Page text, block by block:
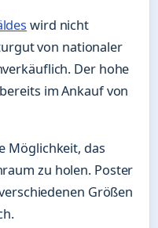
wird nicht
von nationaler
Der hohe
im Ankauf von
Möglichkeit, das
zu holen. Poster
Größen